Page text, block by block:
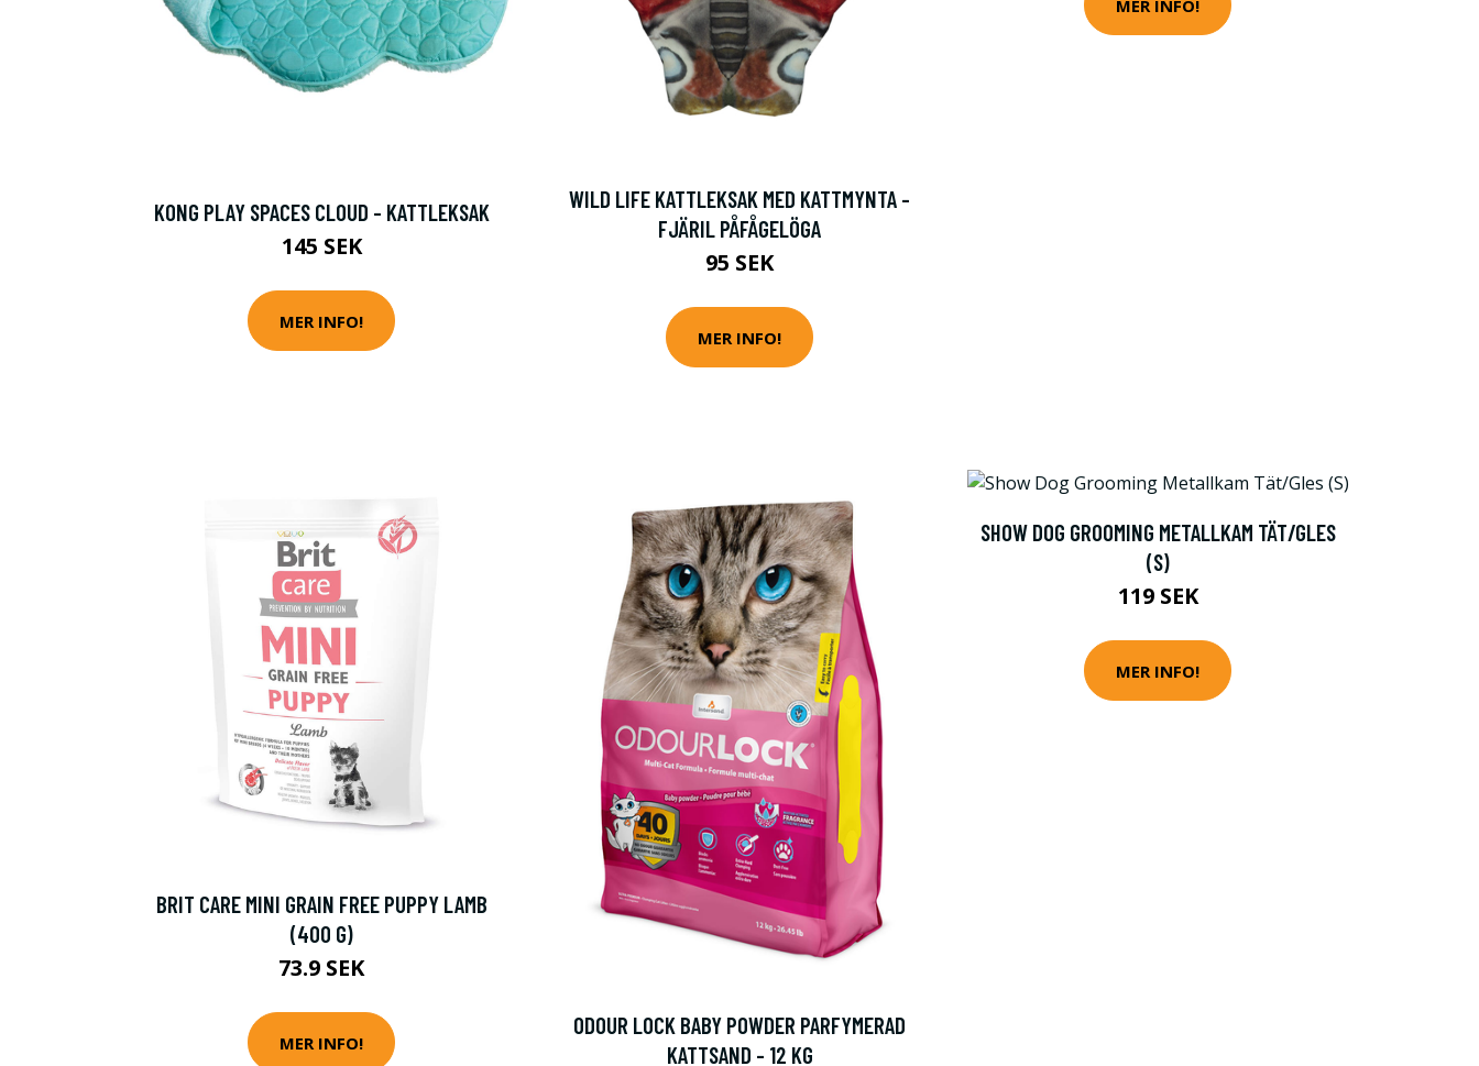
KONG PLAY SPACES CLOUD - KATTLEKSAK
145 SEK
MER INFO!
WILD LIFE KATTLEKSAK MED KATTMYNTA -
FJÄRIL PÅFÅGELÖGA
95 SEK
MER INFO!
MER INFO!
BRIT CARE MINI GRAIN FREE PUPPY LAMB
(400 G)
73.9 SEK
MER INFO!
ODOUR LOCK BABY POWDER PARFYMERAD
KATTSAND - 12 KG
SHOW DOG GROOMING METALLKAM TÄT/GLES
(S)
119 SEK
MER INFO!